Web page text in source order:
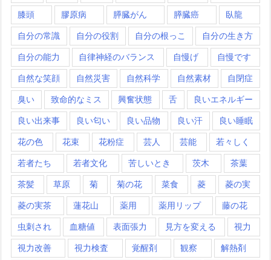
膝頭 膠原病 膵臓がん 膵臓癌 臥龍
自分の常識 自分の役割 自分の根っこ 自分の生き方
自分の能力 自律神経のバランス 自慢げ 自慢です
自然な笑顔 自然災害 自然科学 自然素材 自閉症
臭い 致命的なミス 興奮状態 舌 良いエネルギー
良い出来事 良い匂い 良い品物 良い汗 良い睡眠
花の色 花束 花粉症 芸人 芸能 若々しく
若者たち 若者文化 苦しいとき 茨木 茶葉
茶髪 草原 菊 菊の花 菜食 菱 菱の実
菱の実茶 蓮花山 薬用 薬用リップ 藤の花
虫刺され 血糖値 表面張力 見方を変える 視力
視力改善 視力検査 覚醒剤 観察 解熱剤